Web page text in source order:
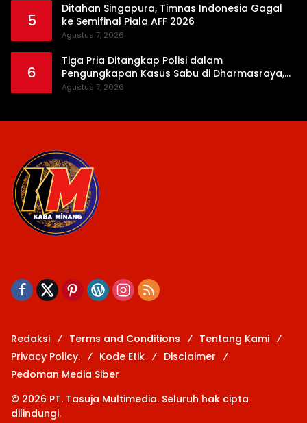
5
Ditahan Singapura, Timnas Indonesia Gagal
ke Semifinal Piala AFF 2026
Agustus 7, 2026
6
Tiga Pria Ditangkap Polisi dalam
Pengungkapan Kasus Sabu di Dharmasraya,
Timbangan Digital hingga Bong Disita
Agustus 7, 2026
Redaksi Terms and Conditions
Tentang Kami
Privacy Policy.
Kode Etik
Disclaimer
Pedoman Media Siber
© 2026 PT. Tasuja Multimedia. Seluruh hak cipta
dilindungi.